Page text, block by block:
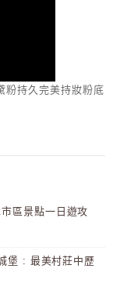
粉持久完美持妝粉底
區景點一日遊攻
堡 : 最美村莊中歷